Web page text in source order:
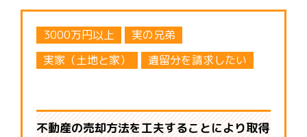
3000万円以上
実の兄弟
実家（土地と家）
遺留分を請求したい
不動産の売却方法を工夫することにより取得